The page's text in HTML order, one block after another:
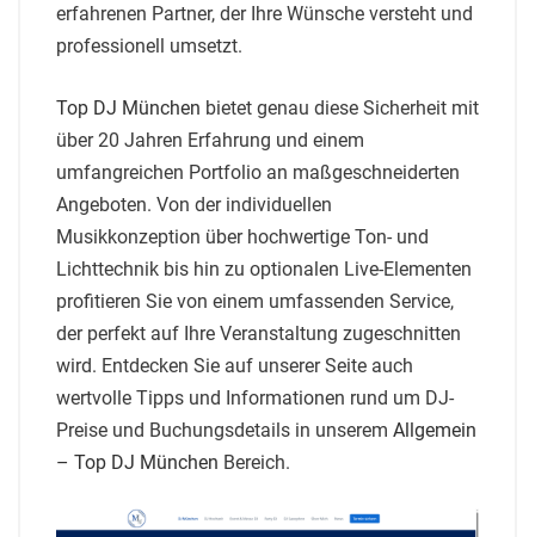
erfahrenen Partner, der Ihre Wünsche versteht und
professionell umsetzt.
Top DJ München bietet genau diese Sicherheit mit
über 20 Jahren Erfahrung und einem
umfangreichen Portfolio an maßgeschneiderten
Angeboten. Von der individuellen
Musikkonzeption über hochwertige Ton- und
Lichttechnik bis hin zu optionalen Live-Elementen
profitieren Sie von einem umfassenden Service,
der perfekt auf Ihre Veranstaltung zugeschnitten
wird. Entdecken Sie auf unserer Seite auch
wertvolle Tipps und Informationen rund um DJ-
Preise und Buchungsdetails in unserem Allgemein
– Top DJ München Bereich.